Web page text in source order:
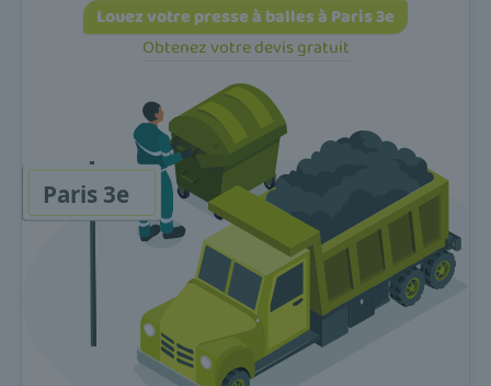
Louez votre presse à balles à Paris 3e
Obtenez votre devis gratuit